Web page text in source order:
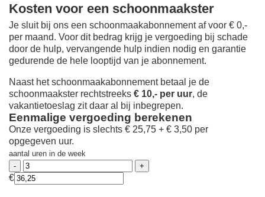
Kosten voor een schoonmaakster
Je sluit bij ons een schoonmaakabonnement af voor € 0,-
per maand. Voor dit bedrag krijg je vergoeding bij schade
door de hulp, vervangende hulp indien nodig en garantie
gedurende de hele looptijd van je abonnement.
Naast het schoonmaakabonnement betaal je de
schoonmaakster rechtstreeks € 10,- per uur, de
vakantietoeslag zit daar al bij inbegrepen.
Eenmalige vergoeding berekenen
Onze vergoeding is slechts € 25,75 + € 3,50 per
opgegeven uur.
aantal uren in de week
€